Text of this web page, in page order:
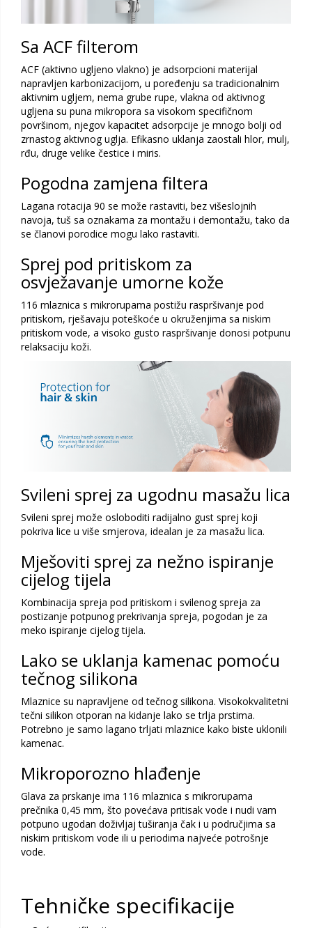
Sa ACF filterom
ACF (aktivno ugljeno vlakno) je adsorpcioni materijal
napravljen karbonizacijom, u poređenju sa tradicionalnim
aktivnim ugljem, nema grube rupe, vlakna od aktivnog
ugljena su puna mikropora sa visokom specifičnom
površinom, njegov kapacitet adsorpcije je mnogo bolji od
zrnastog aktivnog uglja. Efikasno uklanja zaostali hlor, mulj,
rđu, druge velike čestice i miris.
Pogodna zamjena filtera
Lagana rotacija 90 se može rastaviti, bez višeslojnih
navoja, tuš sa oznakama za montažu i demontažu, tako da
se članovi porodice mogu lako rastaviti.
Sprej pod pritiskom za
osvježavanje umorne kože
116 mlaznica s mikrorupama postižu raspršivanje pod
pritiskom, rješavaju poteškoće u okruženjima sa niskim
pritiskom vode, a visoko gusto raspršivanje donosi potpunu
relaksaciju koži.
Svileni sprej za ugodnu masažu lica
Svileni sprej može osloboditi radijalno gust sprej koji
pokriva lice u više smjerova, idealan je za masažu lica.
Mješoviti sprej za nežno ispiranje
cijelog tijela
Kombinacija spreja pod pritiskom i svilenog spreja za
postizanje potpunog prekrivanja spreja, pogodan je za
meko ispiranje cijelog tijela.
Lako se uklanja kamenac pomoću
tečnog silikona
Mlaznice su napravljene od tečnog silikona. Visokokvalitetni
tečni silikon otporan na kidanje lako se trlja prstima.
Potrebno je samo lagano trljati mlaznice kako biste uklonili
kamenac.
Mikroporozno hlađenje
Glava za prskanje ima 116 mlaznica s mikrorupama
prečnika 0,45 mm, što povećava pritisak vode i nudi vam
potpuno ugodan doživljaj tuširanja čak i u područjima sa
niskim pritiskom vode ili u periodima najveće potrošnje
vode.
Tehničke specifikacije